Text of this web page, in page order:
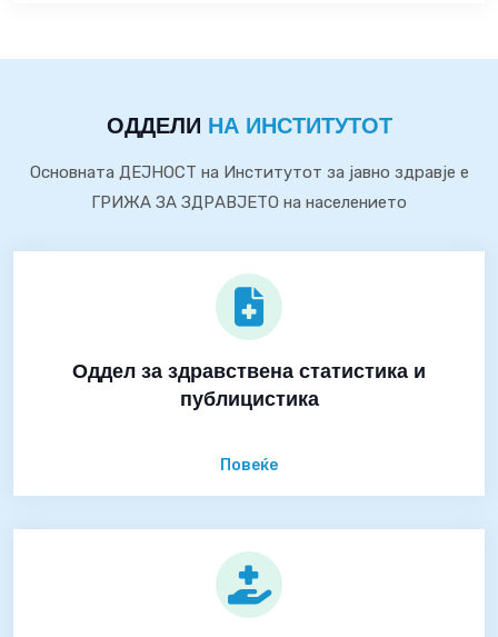
ОДДЕЛИ НА ИНСТИТУТОТ
Основната ДЕЈНОСТ на Институтот за јавно здравје е
ГРИЖА ЗА ЗДРАВЈЕТО на населението
Оддел за здравствена статистика и
публицистика
Повеќе